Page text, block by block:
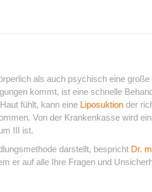
als auch psychisch eine
kommt, ist eine schnelle
fühlt, kann eine Liposuktion der
Von der Krankenkasse wird
III ist.
darstellt, bespricht Dr.
er auf alle Ihre Fragen und